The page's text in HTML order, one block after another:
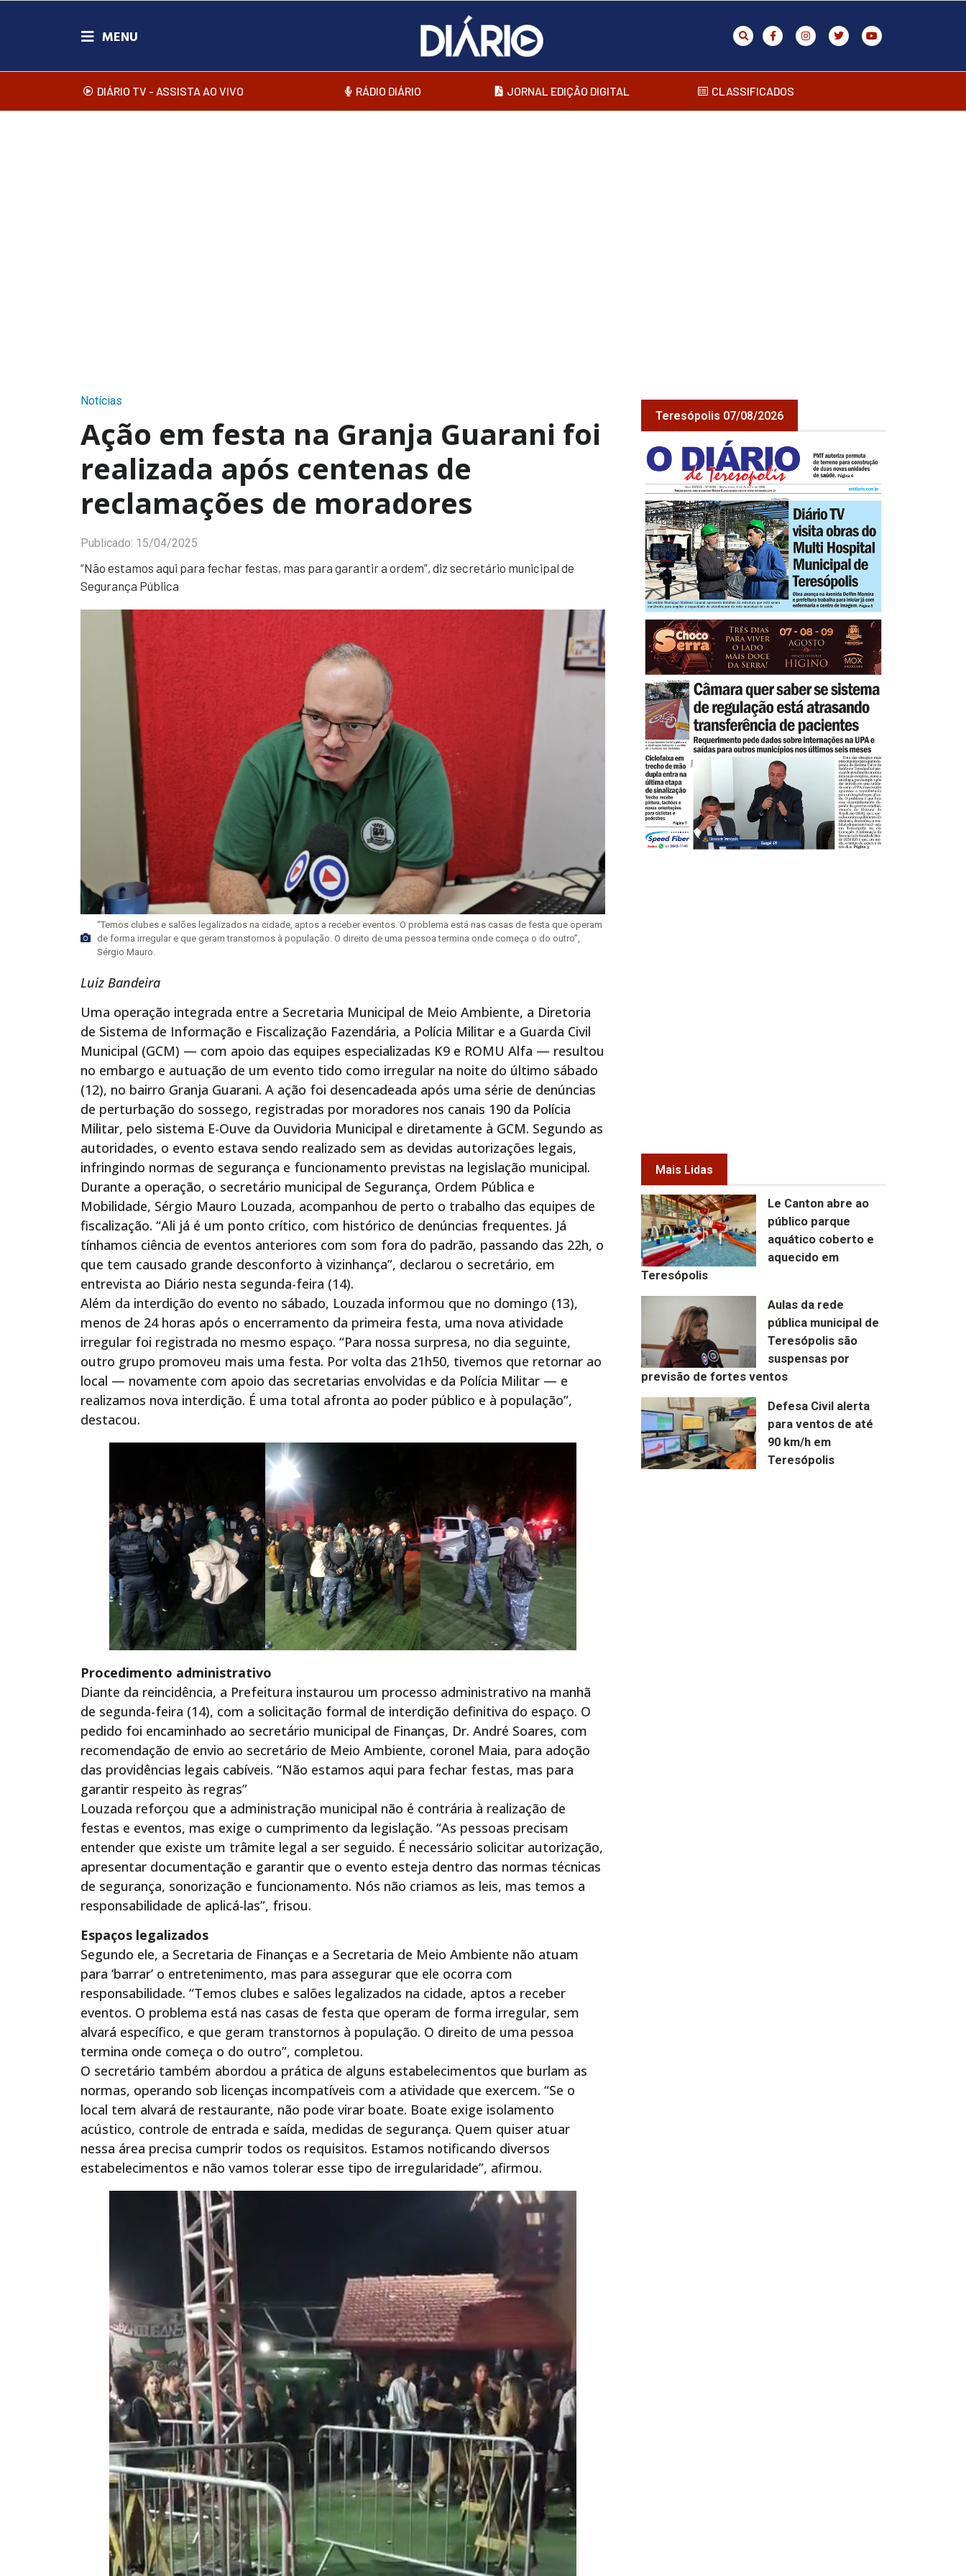
DIÁRIO TV - ASSISTA AO VIVO RÁDIO DIÁRIO JORNAL EDIÇÃO DIGITAL CLASSIFICADOS
Notícias
Ação em festa na Granja Guarani foi
realizada após centenas de
reclamações de moradores
Publicado: 15/04/2025
“Não estamos aqui para fechar festas, mas para garantir a ordem”, diz secretário municipal de
Segurança Pública
“Temos clubes e salões legalizados na cidade, aptos a receber eventos. O problema está nas casas de festa que operam
de forma irregular e que geram transtornos à população. O direito de uma pessoa termina onde começa o do outro”,
Sérgio Mauro.
Luiz Bandeira
Uma operação integrada entre a Secretaria Municipal de Meio Ambiente, a Diretoria
de Sistema de Informação e Fiscalização Fazendária, a Polícia Militar e a Guarda Civil
Municipal (GCM) — com apoio das equipes especializadas K9 e ROMU Alfa — resultou
no embargo e autuação de um evento tido como irregular na noite do último sábado
(12), no bairro Granja Guarani. A ação foi desencadeada após uma série de denúncias
de perturbação do sossego, registradas por moradores nos canais 190 da Polícia
Militar, pelo sistema E-Ouve da Ouvidoria Municipal e diretamente à GCM. Segundo as
autoridades, o evento estava sendo realizado sem as devidas autorizações legais,
infringindo normas de segurança e funcionamento previstas na legislação municipal.
Durante a operação, o secretário municipal de Segurança, Ordem Pública e
Mobilidade, Sérgio Mauro Louzada, acompanhou de perto o trabalho das equipes de
fiscalização. “Ali já é um ponto crítico, com histórico de denúncias frequentes. Já
tínhamos ciência de eventos anteriores com som fora do padrão, passando das 22h, o
que tem causado grande desconforto à vizinhança”, declarou o secretário, em
entrevista ao Diário nesta segunda-feira (14).
Além da interdição do evento no sábado, Louzada informou que no domingo (13),
menos de 24 horas após o encerramento da primeira festa, uma nova atividade
irregular foi registrada no mesmo espaço. “Para nossa surpresa, no dia seguinte,
outro grupo promoveu mais uma festa. Por volta das 21h50, tivemos que retornar ao
local — novamente com apoio das secretarias envolvidas e da Polícia Militar — e
realizamos nova interdição. É uma total afronta ao poder público e à população”,
destacou.
Procedimento administrativo
Diante da reincidência, a Prefeitura instaurou um processo administrativo na manhã
de segunda-feira (14), com a solicitação formal de interdição definitiva do espaço. O
pedido foi encaminhado ao secretário municipal de Finanças, Dr. André Soares, com
recomendação de envio ao secretário de Meio Ambiente, coronel Maia, para adoção
das providências legais cabíveis. “Não estamos aqui para fechar festas, mas para
garantir respeito às regras”
Louzada reforçou que a administração municipal não é contrária à realização de
festas e eventos, mas exige o cumprimento da legislação. “As pessoas precisam
entender que existe um trâmite legal a ser seguido. É necessário solicitar autorização,
apresentar documentação e garantir que o evento esteja dentro das normas técnicas
de segurança, sonorização e funcionamento. Nós não criamos as leis, mas temos a
responsabilidade de aplicá-las”, frisou.
Espaços legalizados
Segundo ele, a Secretaria de Finanças e a Secretaria de Meio Ambiente não atuam
para ‘barrar’ o entretenimento, mas para assegurar que ele ocorra com
responsabilidade. “Temos clubes e salões legalizados na cidade, aptos a receber
eventos. O problema está nas casas de festa que operam de forma irregular, sem
alvará específico, e que geram transtornos à população. O direito de uma pessoa
termina onde começa o do outro”, completou.
O secretário também abordou a prática de alguns estabelecimentos que burlam as
normas, operando sob licenças incompatíveis com a atividade que exercem. “Se o
local tem alvará de restaurante, não pode virar boate. Boate exige isolamento
acústico, controle de entrada e saída, medidas de segurança. Quem quiser atuar
nessa área precisa cumprir todos os requisitos. Estamos notificando diversos
estabelecimentos e não vamos tolerar esse tipo de irregularidade”, afirmou.
Teresópolis 07/08/2026
Mais Lidas
Le Canton abre ao
público parque
aquático coberto e
aquecido em
Teresópolis
Aulas da rede
pública municipal de
Teresópolis são
suspensas por
previsão de fortes ventos
Defesa Civil alerta
para ventos de até
90 km/h em
Teresópolis